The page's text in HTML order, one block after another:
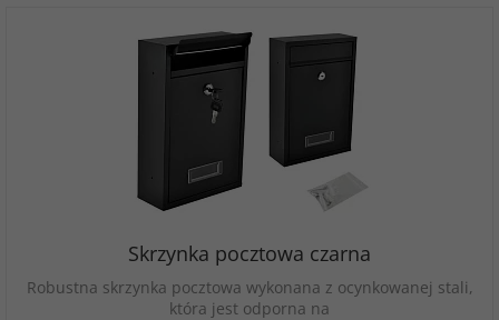
Skrzynka pocztowa czarna
Robustna skrzynka pocztowa wykonana z ocynkowanej stali,
która jest odporna na